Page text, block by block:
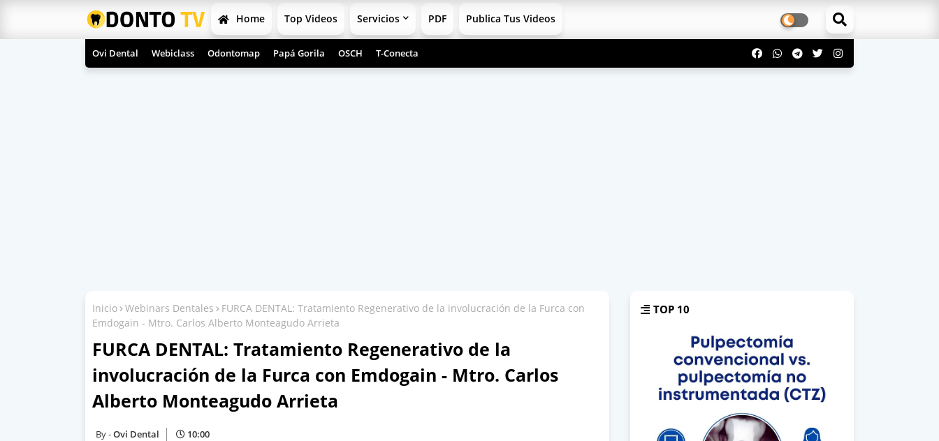
Home Top Videos Servicios PDF Publica Tus Videos
Ovi Dental Webiclass Odontomap Papá Gorila OSCH T-Conecta
Inicio Webinars Dentales
FURCA DENTAL: Tratamiento Regenerativo de la involucración de la Furca con
Emdogain - Mtro. Carlos Alberto Monteagudo Arrieta
FURCA DENTAL: Tratamiento Regenerativo de la
involucración de la Furca con Emdogain - Mtro. Carlos
Alberto Monteagudo Arrieta
Ovi Dental 10:00
TOP 10